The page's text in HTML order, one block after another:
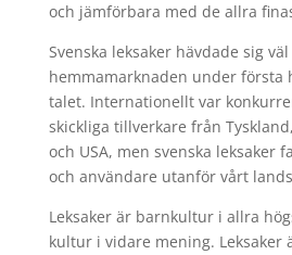
och jämförbara med de allra
Svenska leksaker hävdade sig väl
hemmamarknaden under första
talet. Internationellt var
skickliga tillverkare från
och USA, men svenska leksaker
och användare utanför vårt
Leksaker är barnkultur i allra
kultur i vidare mening. Leksaker